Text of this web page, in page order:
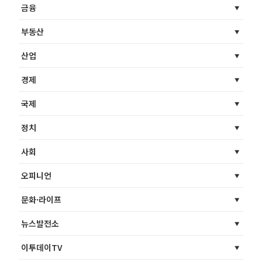
금융
부동산
산업
경제
국제
정치
사회
오피니언
문화·라이프
뉴스발전소
이투데이TV